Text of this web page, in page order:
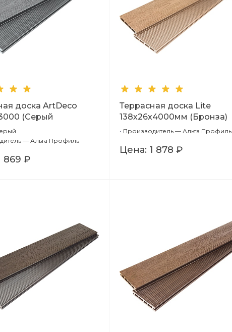
доска ArtDeco
(Серый
+ Тиснение
— Альта Профиль
869 ₽
Террасная доска Lite
138х26х4000мм (Бронза)
• Производитель — Альта Профиль
Цена: 1 878 ₽